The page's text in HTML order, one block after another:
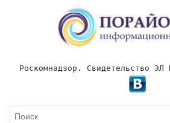
Роскомнадзор. Свидетельство